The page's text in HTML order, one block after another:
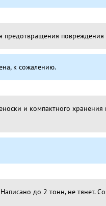
предотвращения
к сожалению.
и компактного
до 2 тонн, не тянет.